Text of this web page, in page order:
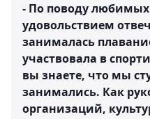
- По поводу любимых
удовольствием
занималась
участвовала в
вы знаете, что мы
занимались. Как
организаций,